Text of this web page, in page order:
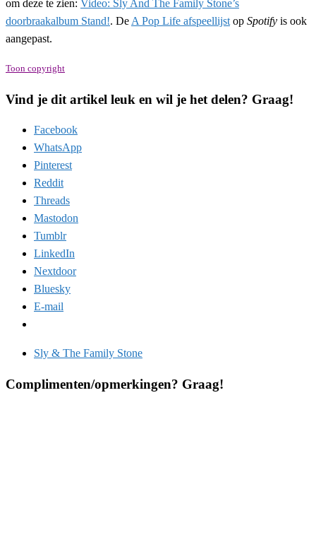
om deze te zien: Video: Sly And The Family Stone’s
doorbraakalbum Stand!. De A Pop Life afspeellijst op Spotify is ook
aangepast.
Toon copyright
Vind je dit artikel leuk en wil je het delen? Graag!
Facebook
WhatsApp
Pinterest
Reddit
Threads
Mastodon
Tumblr
LinkedIn
Nextdoor
Bluesky
E-mail
Sly & The Family Stone
Complimenten/opmerkingen? Graag!